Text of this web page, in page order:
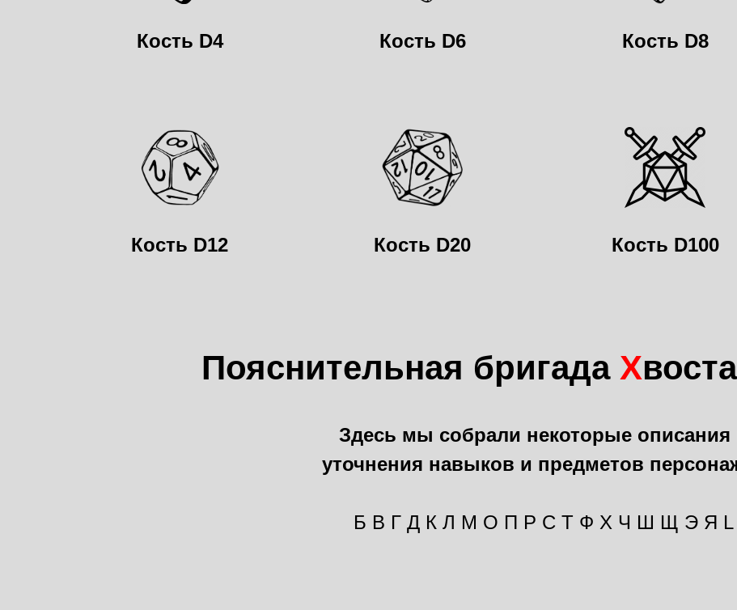
Кость D4 Кость D6 Кость D8
Кость D12 Кость D20 Кость D100
Пояснительная бригада Хвоста
Здесь мы собрали некоторые описания
уточнения навыков и предметов
Б В Г Д К Л М О П Р С Т Ф Х Ч Ш Щ Э Я L